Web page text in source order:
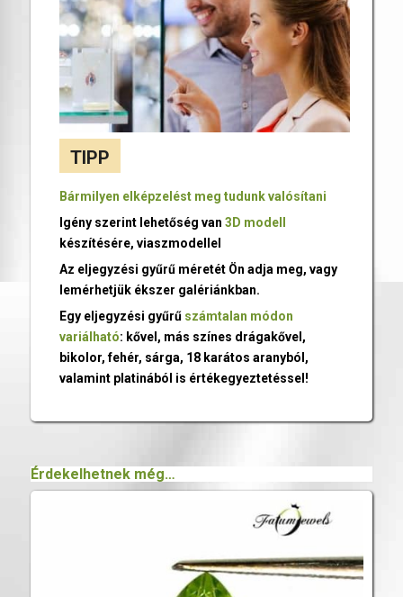
TIPP
Bármilyen elképzelést meg tudunk valósítani
Igény szerint lehetőség van 3D modell
készítésére, viaszmodellel
Az eljegyzési gyűrű méretét Ön adja meg, vagy
lemérhetjük ékszer galériánkban.
Egy eljegyzési gyűrű számtalan módon
variálható: kővel, más színes drágakővel,
bikolor, fehér, sárga, 18 karátos aranyból,
valamint platinából is értékegyeztetéssel!
Érdekelhetnek még…